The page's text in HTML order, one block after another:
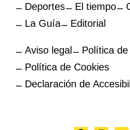
Deportes
El tiempo
La Guía
Editorial
Aviso legal
Política de
Política de Cookies
Declaración de